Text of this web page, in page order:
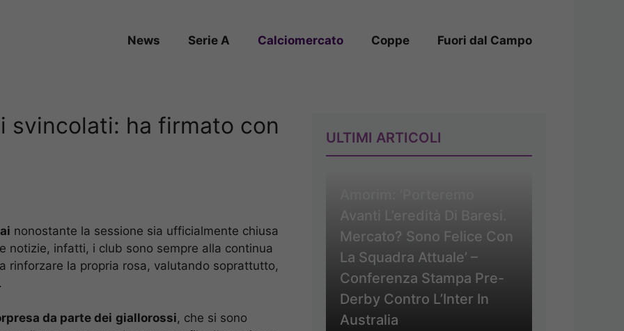
News Serie A Calciomercato Coppe Fuori dal Campo
svincolati: ha firmato con
nonostante la sessione sia ufficialmente chiusa
notizie, infatti, i club sono sempre alla continua
rinforzare la propria rosa, valutando soprattutto,
.
da parte dei giallorossi, che si sono
ULTIMI ARTICOLI
Avanti L’eredità Di Baresi.
Mercato? Sono Felice Con
La Squadra Attuale’ –
Conferenza Stampa Pre-
Derby Contro L’Inter In
Australia